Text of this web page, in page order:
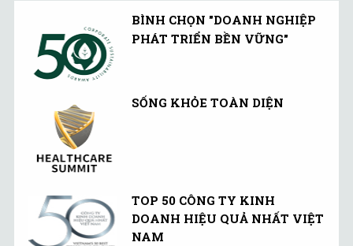
BÌNH CHỌN "DOANH NGHIỆP
PHÁT TRIỂN BỀN VỮNG"
SỐNG KHỎE TOÀN DIỆN
TOP 50 CÔNG TY KINH
DOANH HIỆU QUẢ NHẤT VIỆT
NAM